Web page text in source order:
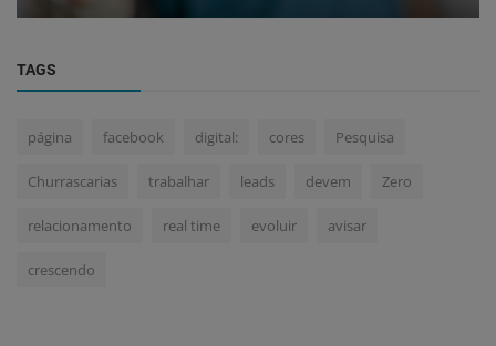
TAGS
página facebook digital: cores Pesquisa
Churrascarias trabalhar leads devem Zero
relacionamento real time evoluir avisar
crescendo